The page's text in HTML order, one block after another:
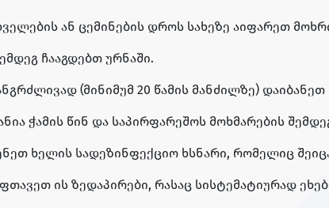
ან ცემინების დროს სახეზე აიფარეთ
ჩააგდებთ ურნაში.
(მინიმუმ 20 წამის მანძილზე)
ჭამის წინ და საპირფარეშოს მოხმარების
ხელის სადეზინფექციო ხსნარი, რომელიც
ის ზედაპირები, რასაც სისტემატიურად